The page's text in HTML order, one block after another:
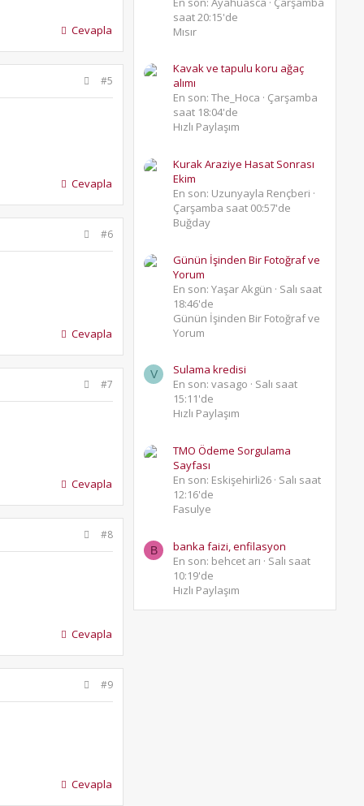
Cevapla
#5
Cevapla
#6
Cevapla
#7
Cevapla
#8
Cevapla
#9
Cevapla
saat 20:15'de
Mısır
Kavak ve tapulu koru ağaç
alımı
En son: The_Hoca
Çarşamba
saat 18:04'de
Hızlı Paylaşım
Kurak Araziye Hasat Sonrası
Ekim
En son: Uzunyayla Rençberi
Çarşamba saat 00:57'de
Buğday
Günün İşinden Bir Fotoğraf ve
Yorum
En son: Yaşar Akgün
Salı saat
18:46'de
Günün İşinden Bir Fotoğraf ve
Yorum
V
Sulama kredisi
En son: vasago
Salı saat
15:11'de
Hızlı Paylaşım
TMO Ödeme Sorgulama
Sayfası
En son: Eskişehirli26 Salı saat
12:16'de
Fasulye
B
banka faizi, enfilasyon
En son: behcet arı
Salı saat
10:19'de
Hızlı Paylaşım